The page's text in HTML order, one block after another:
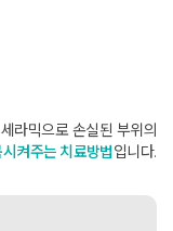
라믹으로손실된 부위의
켜주는 치료방법입니다.